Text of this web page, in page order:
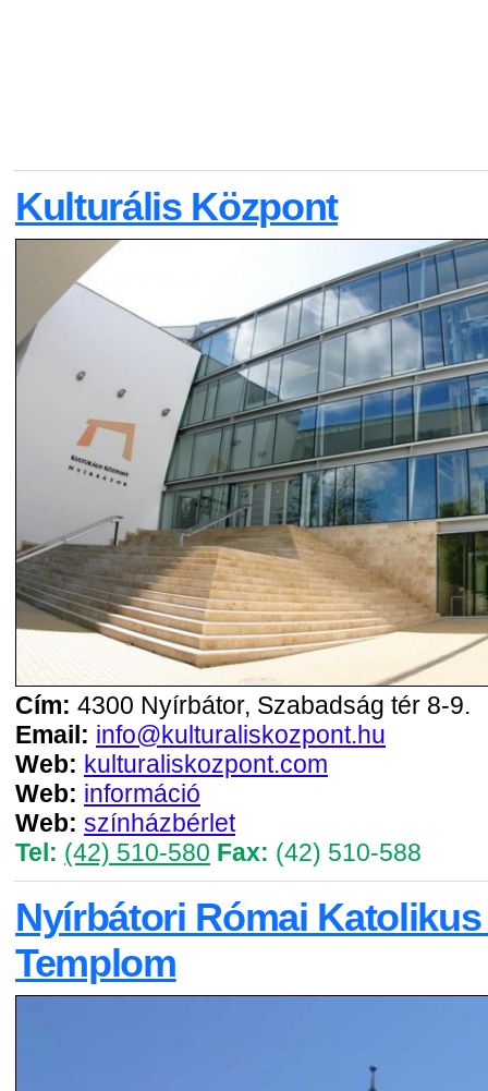
Kulturális Központ
Cím: 4300 Nyírbátor, Szabadság tér 8-9.
Email: info@kulturaliskozpont.hu
Web: kulturaliskozpont.com
Web: információ
Web: színházbérlet
Tel: (42) 510-580 Fax: (42) 510-588
Nyírbátori Római
Templom